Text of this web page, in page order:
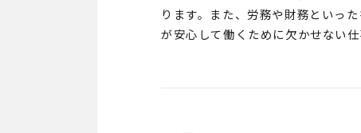
ります。また、労務や財務といっ
が安心して働くために欠かせない仕